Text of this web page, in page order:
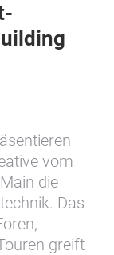
vom
die
Das
greift